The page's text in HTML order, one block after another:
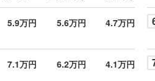
5.9万円 5.6万円 4.7万円
7.1万円 6.2万円 4.1万円